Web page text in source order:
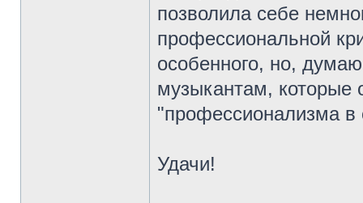
позволила себе
профессиональной
особенного, но,
музыкантам, которые
"профессионализма в
Удачи!